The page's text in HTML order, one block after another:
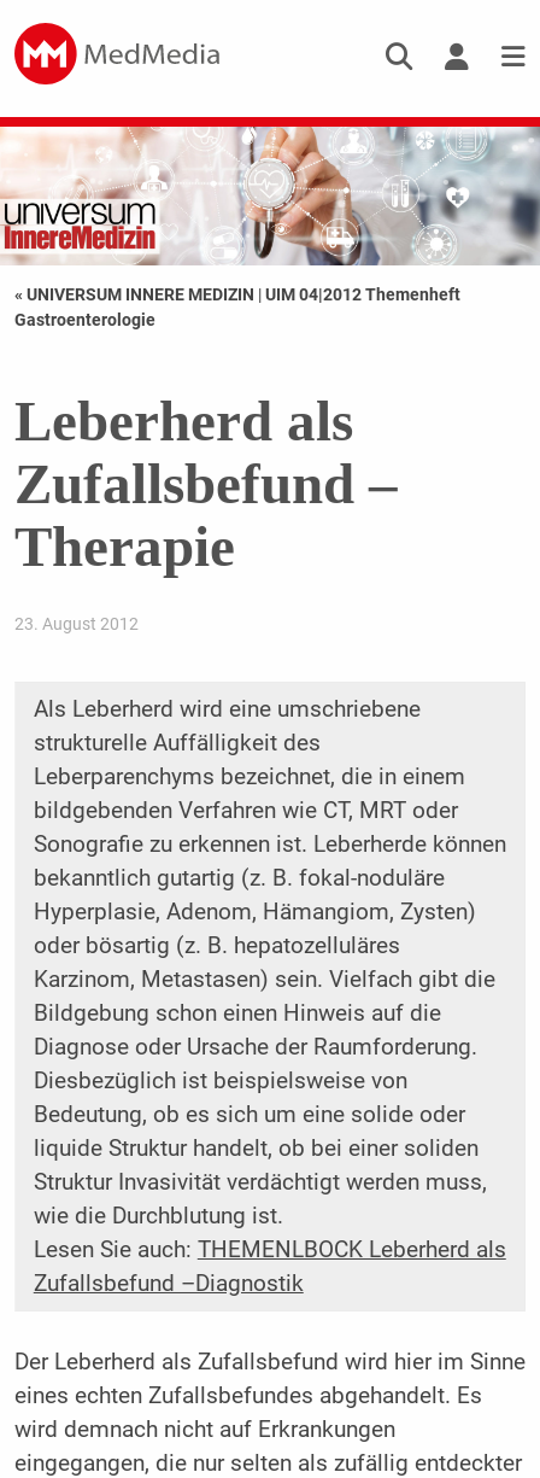
« UNIVERSUM INNERE MEDIZIN |UIM 04|2012 Themenheft
Gastroenterologie
Leberherd als
Zufallsbefund –
Therapie
23. August 2012
Als Leberherd wird eine umschriebene
strukturelle Auffälligkeit des
Leberparenchyms bezeichnet, die in einem
bildgebenden Verfahren wie CT, MRT oder
Sonografie zu erkennen ist. Leberherde können
bekanntlich gutartig (z. B. fokal-noduläre
Hyperplasie, Adenom, Hämangiom, Zysten)
oder bösartig (z. B. hepatozelluläres
Karzinom, Metastasen) sein. Vielfach gibt die
Bildgebung schon einen Hinweis auf die
Diagnose oder Ursache der Raumforderung.
Diesbezüglich ist beispielsweise von
Bedeutung, ob es sich um eine solide oder
liquide Struktur handelt, ob bei einer soliden
Struktur Invasivität verdächtigt werden muss,
wie die Durchblutung ist.
Lesen Sie auch: THEMENLBOCK Leberherd als
Zufallsbefund –Diagnostik
Der Leberherd als Zufallsbefund wird hier im Sinne
eines echten Zufallsbefundes abgehandelt. Es
wird demnach nicht auf Erkrankungen
eingegangen, die nur selten als zufällig entdeckter